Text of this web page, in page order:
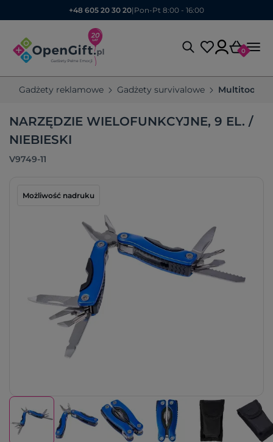
+48 605 20 30 20| Pon-Pt 8:00 - 16:00
0
Gadżety reklamowe Gadżety survivalowe Multitoole
NARZĘDZIE WIELOFUNKCYJNE, 9 EL. /
NIEBIESKI
V9749-11
Możliwość nadruku